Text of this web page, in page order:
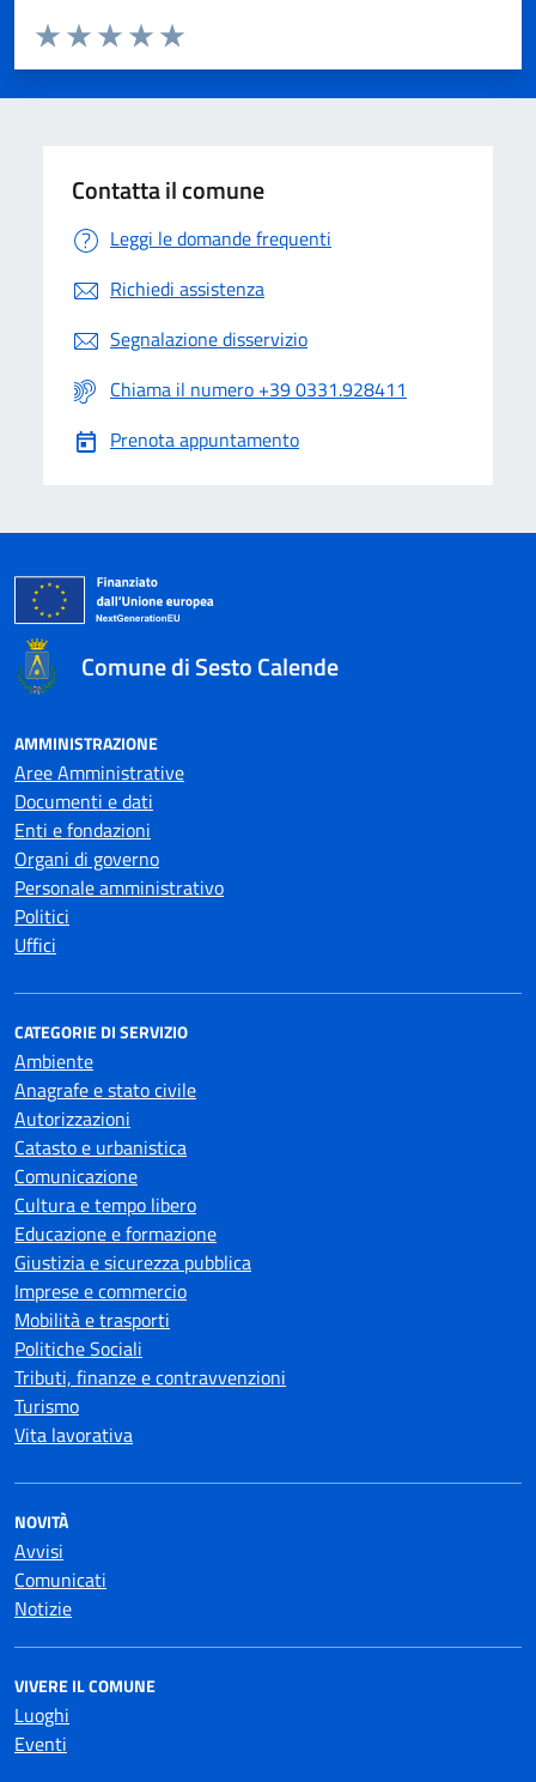
Valuta da 1 a 5 stelle la pagina
Valuta 5 stelle su 5
Valuta 4 stelle su 5
Valuta 3 stelle su 5
Valuta 2 stelle su 5
Valuta 1 stelle su 5
Contatta il comune
Leggi le domande frequenti
Richiedi assistenza
Segnalazione disservizio
Chiama il numero +39 0331.928411
Prenota appuntamento
Comune di Sesto Calende
AMMINISTRAZIONE
Aree Amministrative
Documenti e dati
Enti e fondazioni
Organi di governo
Personale amministrativo
Politici
Uffici
CATEGORIE DI SERVIZIO
Ambiente
Anagrafe e stato civile
Autorizzazioni
Catasto e urbanistica
Comunicazione
Cultura e tempo libero
Educazione e formazione
Giustizia e sicurezza pubblica
Imprese e commercio
Mobilità e trasporti
Politiche Sociali
Tributi, finanze e contravvenzioni
Turismo
Vita lavorativa
NOVITÀ
Avvisi
Comunicati
Notizie
VIVERE IL COMUNE
Luoghi
Eventi